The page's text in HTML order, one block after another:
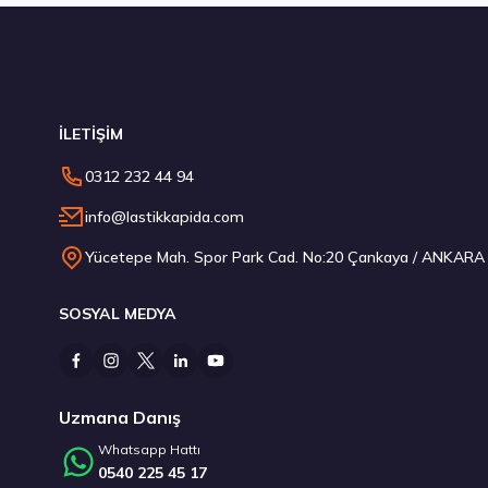
225/65R17 102H Ventus Prime4 K135A Yaz 2026
6.141,30 ₺
Pirelli 285/35R23 107Y XL P-ZERO (PZ4) NCS A8A Yaz 2026
İLETİŞİM
0312 232 44 94
info@lastikkapida.com
Yücetepe Mah. Spor Park Cad. No:20 Çankaya / ANKARA
SOSYAL MEDYA
Uzmana Danış
Whatsapp Hattı
0540 225 45 17